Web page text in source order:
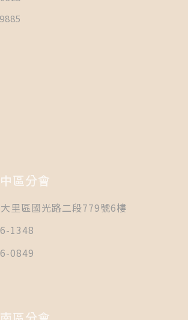
區分會
里區國光路二段779號6樓
1348
0849